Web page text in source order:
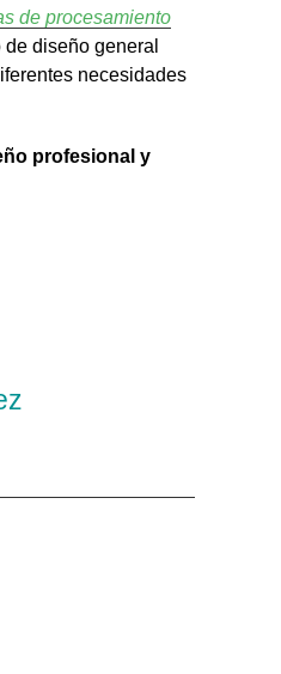
de procesamiento
diseño general
necesidades
profesional y